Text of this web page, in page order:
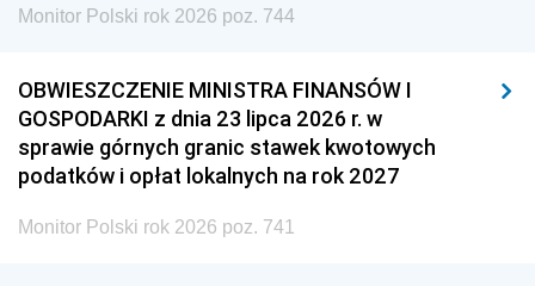
Monitor Polski rok 2026 poz. 744
OBWIESZCZENIE MINISTRA FINANSÓW I
GOSPODARKI z dnia 23 lipca 2026 r. w
sprawie górnych granic stawek kwotowych
podatków i opłat lokalnych na rok 2027
Monitor Polski rok 2026 poz. 741